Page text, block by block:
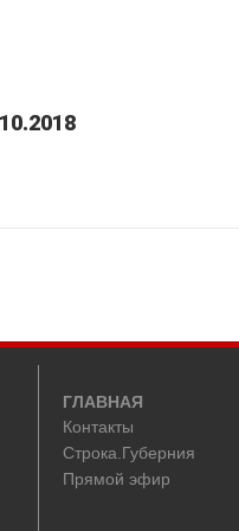
ГЛАВНАЯ
Контакты
Строка.Губерния
Прямой эфир